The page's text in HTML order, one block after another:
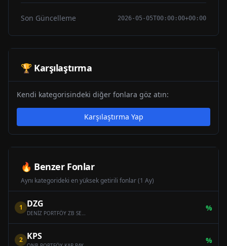
Son Güncelleme 2026-05-05T00:00:00+00:00
🏆 Karşılaştırma
Kendi kategorisindeki diğer fonlara göz atın:
Karşılaştırma Yap
🔥 Benzer Fonlar
Aynı kategorideki en yüksek getirili fonlar (1 Ay)
1 DZG
DENİZ PORTFÖY ZB SERBEST (DÖVİZ) ÖZEL FON
%
2 KPS %